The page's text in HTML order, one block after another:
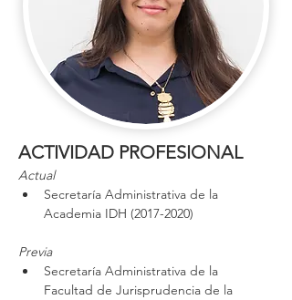
ACTIVIDAD PROFESIONAL
Actual
Secretaría Administrativa de la
Academia IDH (2017-2020)
Previa
Secretaría Administrativa de la
Facultad de Jurisprudencia de la